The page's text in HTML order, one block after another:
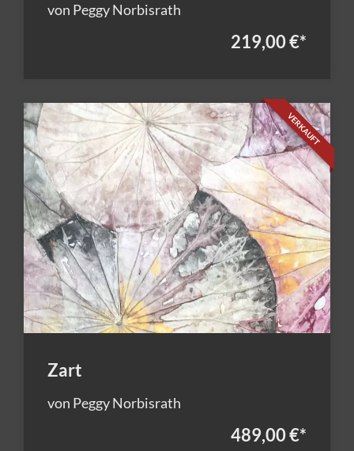
von Peggy Norbisrath
219,00 €*
VERKAUFT
Zart
von Peggy Norbisrath
489,00 €*